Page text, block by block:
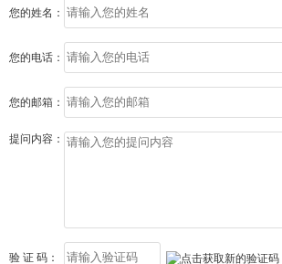
您的姓名：
您的电话：
您的邮箱：
提问内容：
验 证 码：